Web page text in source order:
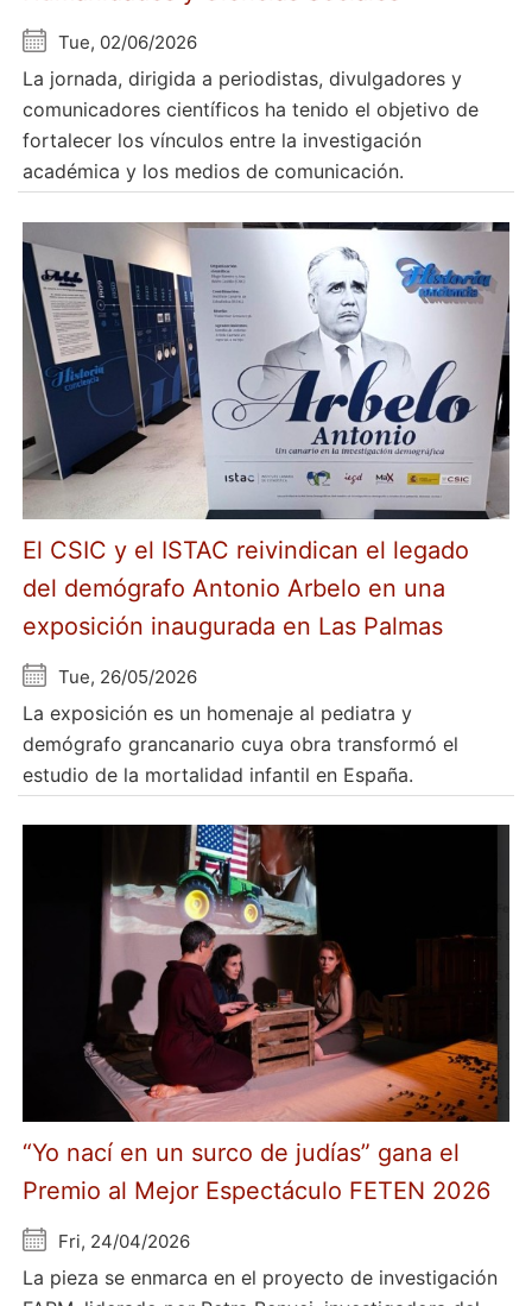
Tue, 02/06/2026
La jornada, dirigida a periodistas, divulgadores y
comunicadores científicos ha tenido el objetivo de
fortalecer los vínculos entre la investigación
académica y los medios de comunicación.
El CSIC y el ISTAC reivindican el legado
del demógrafo Antonio Arbelo en una
exposición inaugurada en Las Palmas
Tue, 26/05/2026
La exposición es un homenaje al pediatra y
demógrafo grancanario cuya obra transformó el
estudio de la mortalidad infantil en España.
“Yo nací en un surco de judías” gana el
Premio al Mejor Espectáculo FETEN 2026
Fri, 24/04/2026
La pieza se enmarca en el proyecto de investigación